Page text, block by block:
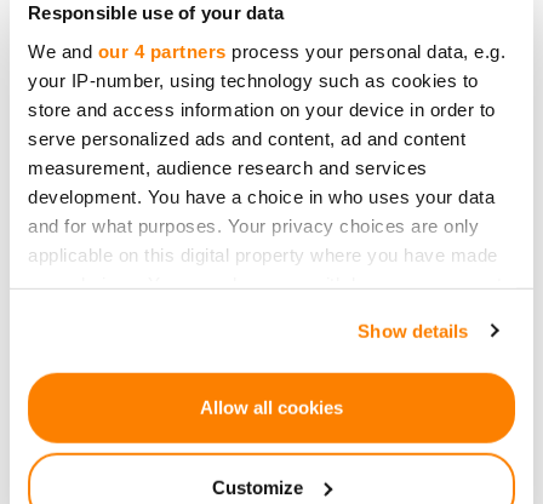
Responsible use of your data
We and our 4 partners process your personal data, e.g.
your IP-number, using technology such as cookies to
store and access information on your device in order to
serve personalized ads and content, ad and content
measurement, audience research and services
development. You have a choice in who uses your data
and for what purposes. Your privacy choices are only
applicable on this digital property where you have made
If you allow, we would also like to:
location which can be accurate to within several
Show details
Allow all cookies
Customize
"SIA CrowdedHero Latvia"
Reģ. Nr. 50203309441
PVN: LV50203309441
Adrese: Rīga, Āraišu iela 34, LV-1039
info@crowdedhero.com
Lemonway partneris, maksājumu iestāde, ko ACPR apstiprinājusi
Francijā 2012. gada 24. decembrī ar numuru 16568